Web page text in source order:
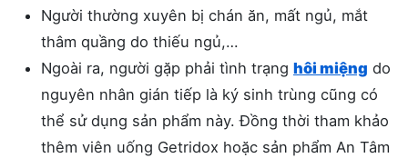
Người thường xuyên bị chán ăn, mất ngủ, mắt
thâm quầng do thiếu ngủ,…
Ngoài ra, người gặp phải tình trạng hôi miệng do
nguyên nhân gián tiếp là ký sinh trùng cũng có
thể sử dụng sản phẩm này. Đồng thời tham khảo
thêm viên uống Getridox hoặc sản phẩm An Tâm